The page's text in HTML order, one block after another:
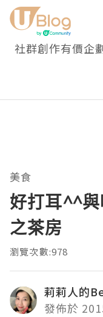
社群創作有價企
美食
好打耳^^
之茶房
瀏覽次數:978
莉莉人的
發佈於